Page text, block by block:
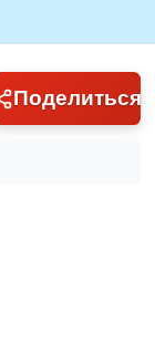
Поделиться